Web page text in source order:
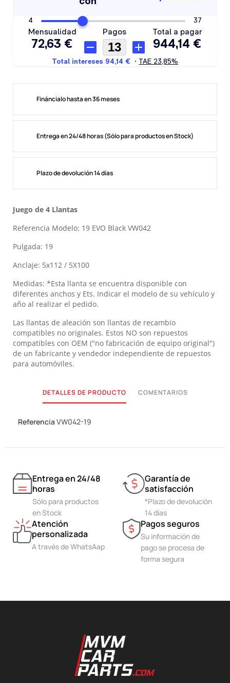
Fináncialo hasta en 36 meses
Entrega en 24/48 horas (Sólo para productos en Stock)
Plazo de devolución 14 días
Juego de 4 Llantas
Referencia Modelo: 19 EVO Black VW042
Pulgada: 19
Anclaje: 5x112 / 5X100
Medidas: *Esta llanta se encuentra disponible con
diferentes anchos y Ets. Indicar el modelo de su vehículo y
año al realizar el pedido.
Las llantas de aleación son llantas de recambio
compatibles no originales. Estos NO son repuestos
compatibles con OEM ("no fabricación de equipo original")
de un fabricante y vendedor independiente de repuestos
para automóviles.
DETALLES DE PRODUCTO COMENTARIOS
ReferenciaVW042-19
Entrega en 24/48
horas
Sólo para productos
en Stock
Garantía de
satisfacción
*Plazo de devolución
14 días
Atención
personalizada
A través de WhatsAap
Pagos seguros
Su información de
pago se procesa de
forma segura